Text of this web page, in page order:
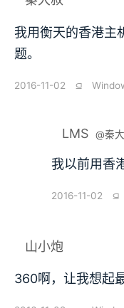
我用衡天的香港主
题。
2016-11-02 ⫑
LMS @秦
我以前用香
2016-11-02 ⫑
山小炮
360啊，让我想起